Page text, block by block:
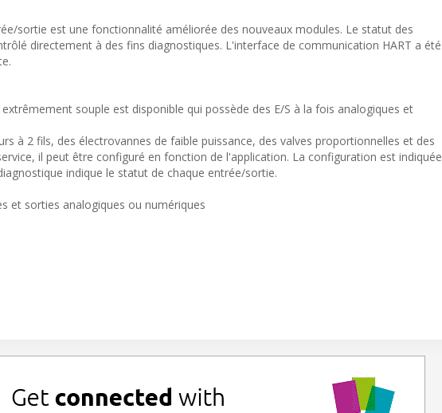
sortie est une fonctionnalité améliorée des nouveaux modules. Le statut des
directement à des fins diagnostiques. L'interface de communication HART a été
souple est disponible qui possède des E/S à la fois analogiques et
à 2 fils, des électrovannes de faible puissance, des valves proportionnelles et des
il peut être configuré en fonction de l'application. La configuration est indiquée
indique le statut de chaque entrée/sortie.
et sorties analogiques ou numériques